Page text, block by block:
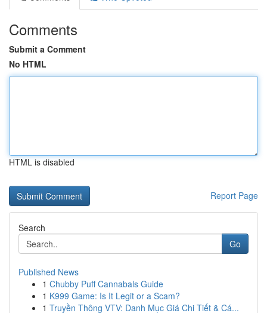
Comments
Submit a Comment
No HTML
HTML is disabled
Report Page
Search
Go
Published News
1 Chubby Puff Cannabals Guide
1 K999 Game: Is It Legit or a Scam?
1 Truyền Thông VTV: Danh Mục Giá Chi Tiết & Cá...